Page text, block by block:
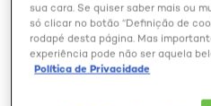
pele - e estão cada vez mais
nunca tenha ouvido falar
os milagres do ácido
vitamina C, né?
sua cara. Se quiser saber mais ou
só clicar no botão “Definição de
rodapé desta página. Mas
experiência pode não ser aquela
Política de Privacidade